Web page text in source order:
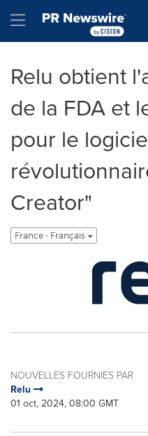
Hamburger menu
Relu obtient
de la FDA et
pour le
Creator"
France - Français
NOUVELLES FOURNIES PAR
Relu
01 oct, 2024, 08:00 GMT